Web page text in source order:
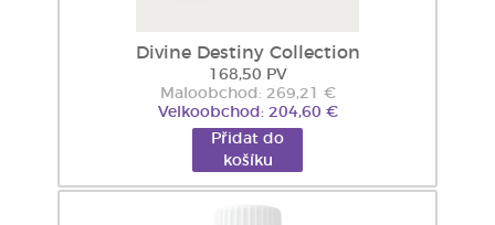
Divine Destiny Collection
168,50 PV
Maloobchod: 269,21 €
Velkoobchod: 204,60 €
Přidat do
košíku